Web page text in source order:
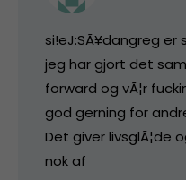
si!eJ:SÃ¥dangreg
jeg har gjort det
forward og vÃ¦r
god gerning for
Det giver livsglÃ¦de
nok af